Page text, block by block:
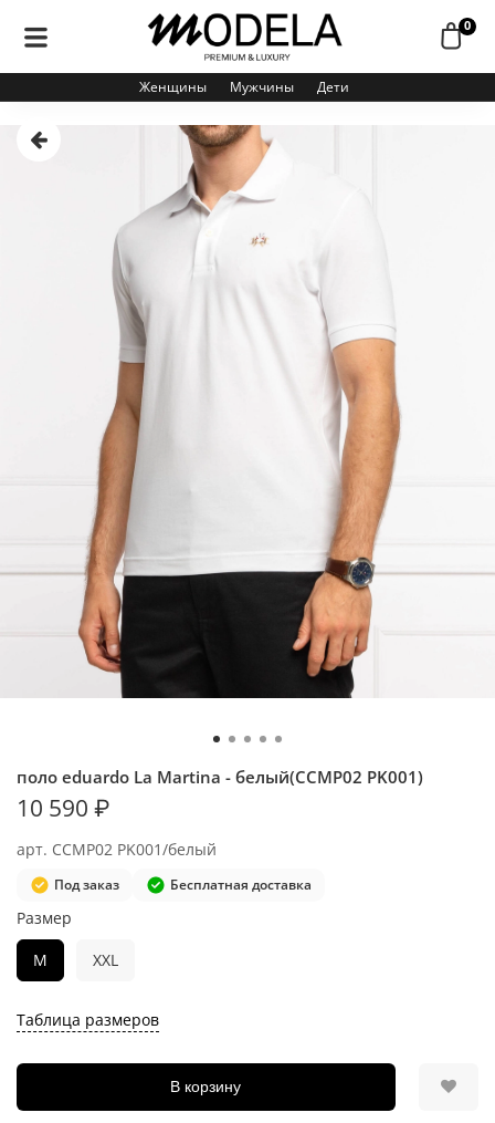
0
Женщины Мужчины Дети
арт. CCMP02 PK001/белый
поло eduardo La Martina - белый(CCMP02 PK001)
Под заказ Бесплатная доставка
10 590 ₽
Таблица размеров
В корзину
Размер
M
XXL